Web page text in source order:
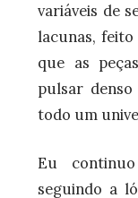
variáveis de
lacunas,
que as
pulsar
todo um
Eu
seguindo a